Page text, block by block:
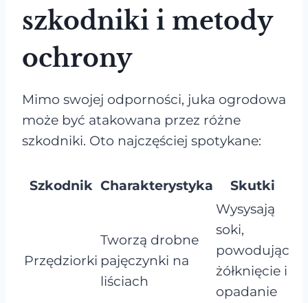
szkodniki i metody
ochrony
Mimo swojej odporności, juka ogrodowa
może być atakowana przez różne
szkodniki. Oto najczęściej spotykane:
Szkodnik Charakterystyka Skutki
Przędziorki
Tworzą drobne
pajęczynki na
liściach
Wysysają
soki,
powodując
żółknięcie i
opadanie